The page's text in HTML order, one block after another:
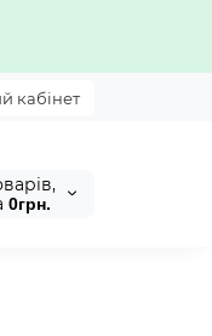
кабінет
0грн.